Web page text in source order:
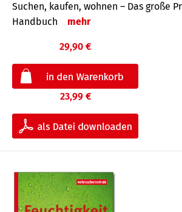
Suchen, kaufen, wohnen – Das große
Handbuch
mehr
29,90 €
23,99 €